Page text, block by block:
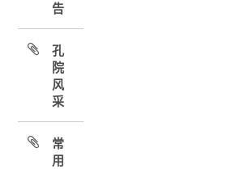
告
孔
院
风
采
常
用